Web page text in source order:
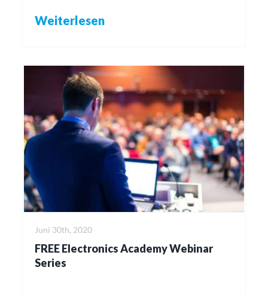
Weiterlesen
FREE Electronics Academy Webinar
Series
Juni 30th, 2020